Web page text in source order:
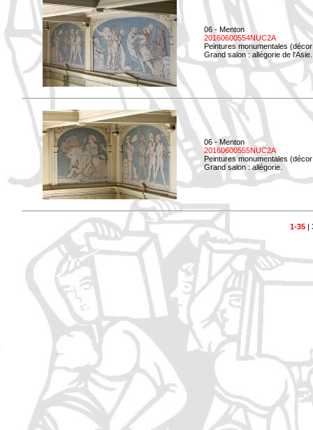
06 - Menton
20160600554NUC2A
Peintures monumentales
Grand salon : allégorie de l'Asie.
06 - Menton
20160600555NUC2A
Peintures monumentales
Grand salon : allégorie.
1-35|